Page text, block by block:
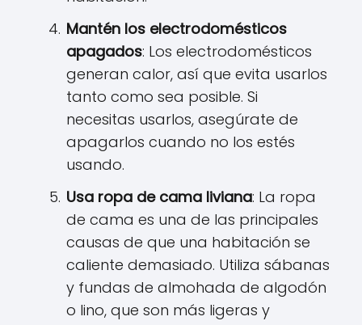
Mantén los electrodomésticos
apagados: Los electrodomésticos
generan calor, así que evita usarlos
tanto como sea posible. Si
necesitas usarlos, asegúrate de
apagarlos cuando no los estés
usando.
Usa ropa de cama liviana: La ropa
de cama es una de las principales
causas de que una habitación se
caliente demasiado. Utiliza sábanas
y fundas de almohada de algodón
o lino, que son más ligeras y